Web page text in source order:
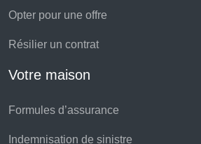
Opter pour une offre
Résilier un contrat
Votre maison
Formules d’assurance
Indemnisation de sinistre